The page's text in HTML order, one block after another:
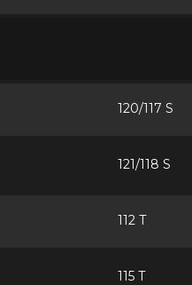
120/117 S
121/118 S
112 T
115 T